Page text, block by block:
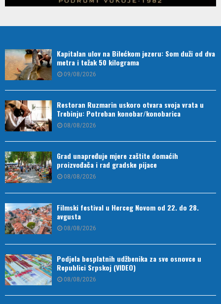
Kapitalan ulov na Bilećkom jezeru: Som duži od dva
metra i težak 50 kilograma
09/08/2026
Restoran Ruzmarin uskoro otvara svoja vrata u
Trebinju: Potreban konobar/konobarica
08/08/2026
Grad unapređuje mjere zaštite domaćih
proizvođača i rad gradske pijace
08/08/2026
Filmski festival u Herceg Novom od 22. do 28.
avgusta
08/08/2026
Podjela besplatnih udžbenika za sve osnovce u
Republici Srpskoj (VIDEO)
08/08/2026